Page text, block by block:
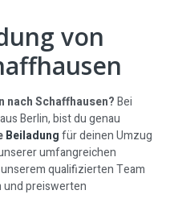
von
nach Schaffhausen?Bei
Berlin, bist du genau
Beiladungfür deinen Umzug
umfangreichen
qualifizierten Team
und preiswerten